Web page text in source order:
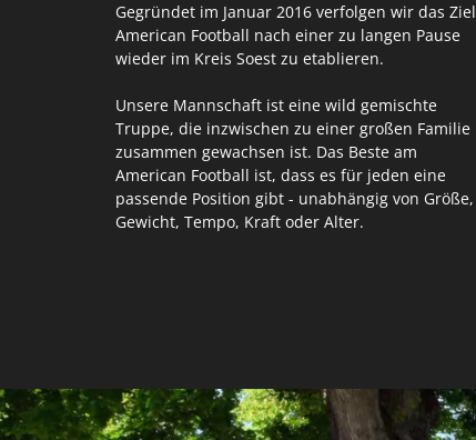
Gegründet im Januar 2016 verfolgen wir das Ziel
American Football nach einer zu langen Pause
wieder im Kreis Soest zu etablieren.
Unsere Mannschaft ist eine wild gemischte
Truppe, die inzwischen zu einer großen Familie
zusammen gewachsen ist. Das Beste am
American Football ist, dass es für jeden eine
passende Position gibt - unabhängig von Größe,
Gewicht, Tempo, Kraft oder Alter.